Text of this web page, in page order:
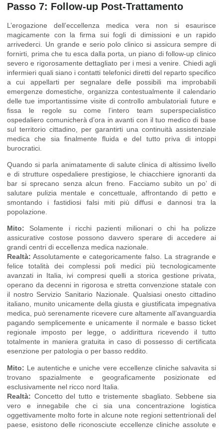
Passo 7: Follow-up Post-Trattamento
L’erogazione dell’eccellenza medica vera non si esaurisce
magicamente con la firma sui fogli di dimissioni e un rapido
arrivederci. Un grande e serio polo clinico si assicura sempre di
fornirti, prima che tu esca dalla porta, un piano di follow-up clinico
severo e rigorosamente dettagliato per i mesi a venire. Chiedi agli
infermieri quali siano i contatti telefonici diretti del reparto specifico
a cui appellarti per segnalare delle possibili ma improbabili
emergenze domestiche, organizza contestualmente il calendario
delle tue importantissime visite di controllo ambulatoriali future e
fissa le regole su come l’intero team superspecialistico
ospedaliero comunicherà d’ora in avanti con il tuo medico di base
sul territorio cittadino, per garantirti una continuità assistenziale
medica che sia finalmente fluida e del tutto priva di intoppi
burocratici.
Quando si parla animatamente di salute clinica di altissimo livello
e di strutture ospedaliere prestigiose, le chiacchiere ignoranti da
bar si sprecano senza alcun freno. Facciamo subito un po’ di
salutare pulizia mentale e concettuale, affrontando di petto e
smontando i fastidiosi falsi miti più diffusi e dannosi tra la
popolazione.
Mito: Solamente i ricchi pazienti milionari o chi ha polizze
assicurative costose possono davvero sperare di accedere ai
grandi centri di eccellenza medica nazionale.
Realtà: Assolutamente e categoricamente falso. La stragrande e
felice totalità dei complessi poli medici più tecnologicamente
avanzati in Italia, ivi compresi quelli a storica gestione privata,
operano da decenni in rigorosa e stretta convenzione statale con
il nostro Servizio Sanitario Nazionale. Qualsiasi onesto cittadino
italiano, munito unicamente della giusta e giustificata impegnativa
medica, può serenamente ricevere cure altamente all’avanguardia
pagando semplicemente e unicamente il normale e basso ticket
regionale imposto per legge, o addirittura ricevendo il tutto
totalmente in maniera gratuita in caso di possesso di certificata
esenzione per patologia o per basso reddito.
Mito: Le autentiche e uniche vere eccellenze cliniche salvavita si
trovano spazialmente e geograficamente posizionate ed
esclusivamente nel ricco nord Italia.
Realtà: Concetto del tutto e tristemente sbagliato. Sebbene sia
vero e innegabile che ci sia una concentrazione logistica
oggettivamente molto forte in alcune note regioni settentrionali del
paese, esistono delle riconosciute eccellenze cliniche assolute e